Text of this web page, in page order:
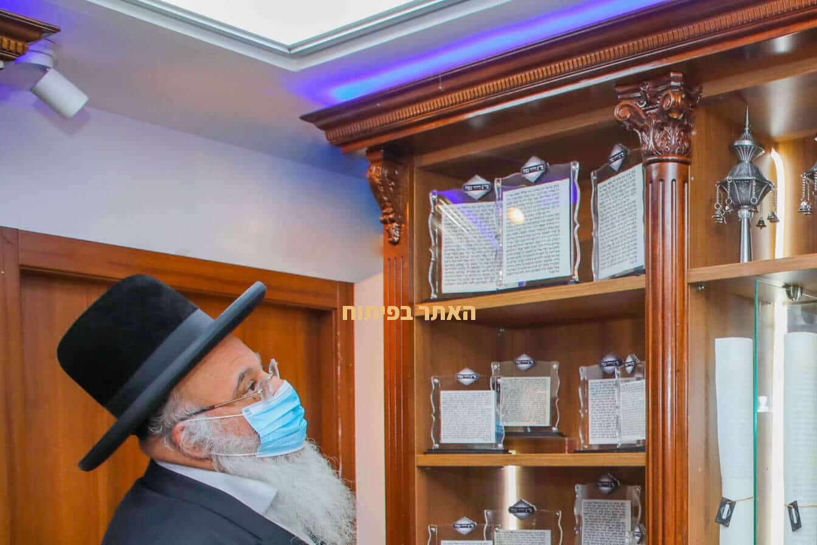
האתר בפיתוח